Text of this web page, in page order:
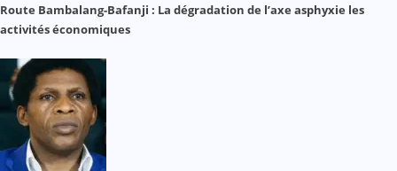
Route Bambalang-Bafanji : La dégradation de l’axe asphyxie les
activités économiques